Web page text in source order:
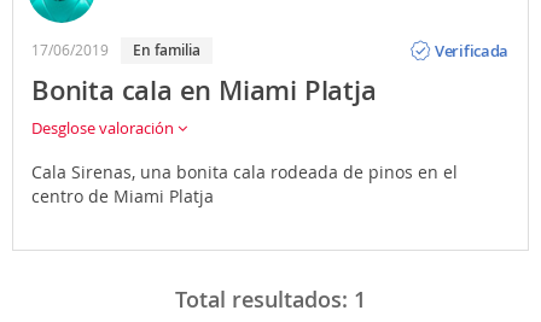
17/06/2019 En familia
Verificada
Bonita cala en Miami Platja
Desglose valoración
Cala Sirenas, una bonita cala rodeada de pinos en el
centro de Miami Platja
Total resultados: 1